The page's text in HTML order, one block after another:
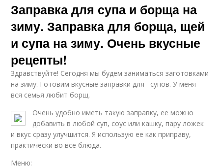
Заправка для супа и борща на
зиму. Заправка для борща, щей
и супа на зиму. Очень вкусные
рецепты!
Здравствуйте! Сегодня мы будем заниматься заготовками
на зиму. Готовим вкусные заправки для супов. У меня
вся семья любит борщ.
Очень удобно иметь такую заправку, ее можно
добавить в любой суп, соус или кашку, пару ложек
и вкус сразу улучшится. Я использую ее как приправу,
практически во все блюда.
Меню: